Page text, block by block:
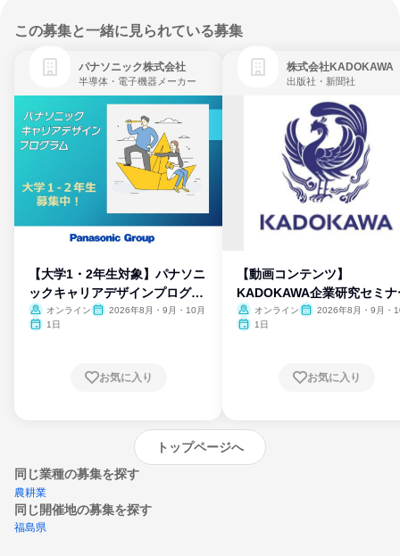
この募集と一緒に見られている募集
パナソニック株式会社
半導体・電子機器メーカー
【大学1・2年生対象】パナソニ
ックキャリアデザインプログラ
ム
オンライン
2026年8月・9月・10月
1日
お気に入り
株式会社KADOKAWA
出版社・新聞社
【動画コンテンツ】
KADOKAWA企業研究セミナ
オンライン
2026年8月・9月・
1日
お気に入り
トップページへ
同じ業種の募集を探す
農耕業
同じ開催地の募集を探す
福島県